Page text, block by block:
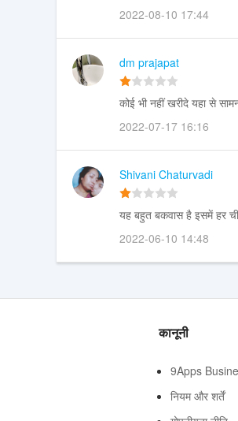
2022-08-10 17:44
dm prajapat
कोई भी नहीं खरीदे यहा से
2022-07-17 16:16
Shivani Chaturvadi
यह बहुत बकवास है इसमें हर
2022-06-10 14:48
कानूनी
9Apps
नियम और शर्तें